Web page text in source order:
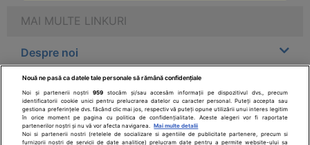
MAI MULTE LINKURI
Despre noi
Legal
Drepturile consumatorului
Nouă ne pasă ca datele tale personale să rămână confidențiale
Noi și partenerii noștri959 stocăm și/sau accesăm informații pe dispozitivul dvs., precum
identificatorii cookie unici pentru prelucrarea datelor cu caracter personal. Puteți accepta sau
gestiona preferințele dvs. făcând clic mai jos, respectiv vă puteți opune utilizării unui interes legitim
în orice moment pe pagina cu politica de confidențialitate. Aceste alegeri vor fi raportate
partenerilor noștri și nu vă vor afecta navigarea.
Mai multe detalii
Noi si partenerii nostri (retelele de socializare si agentiile de publicitate partenere, precum si
furnizorii nostri de servicii de date analitice) prelucram date pentru a permite website-ului sa